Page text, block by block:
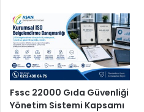
r
n
p
yFssc 22000 Gıda Güvenliği
Yönetim Sistemi Kapsamı